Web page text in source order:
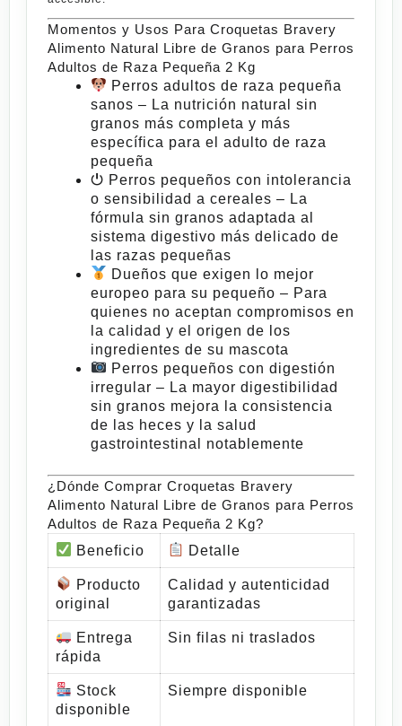
Momentos y Usos Para Croquetas Bravery
Alimento Natural Libre de Granos para Perros
Adultos de Raza Pequeña 2 Kg
Perros adultos de raza pequeña
sanos – La nutrición natural sin
granos más completa y más
específica para el adulto de raza
pequeña
⏻ Perros pequeños con intolerancia
o sensibilidad a cereales – La
fórmula sin granos adaptada al
sistema digestivo más delicado de
las razas pequeñas
Dueños que exigen lo mejor
europeo para su pequeño – Para
quienes no aceptan compromisos en
la calidad y el origen de los
ingredientes de su mascota
Perros pequeños con digestión
irregular – La mayor digestibilidad
sin granos mejora la consistencia
de las heces y la salud
gastrointestinal notablemente
¿Dónde Comprar Croquetas Bravery
Alimento Natural Libre de Granos para Perros
Adultos de Raza Pequeña 2 Kg?
Beneficio
Detalle
Producto
original
Calidad y autenticidad
garantizadas
Entrega
rápida
Sin filas ni traslados
Stock
disponible
Siempre disponible